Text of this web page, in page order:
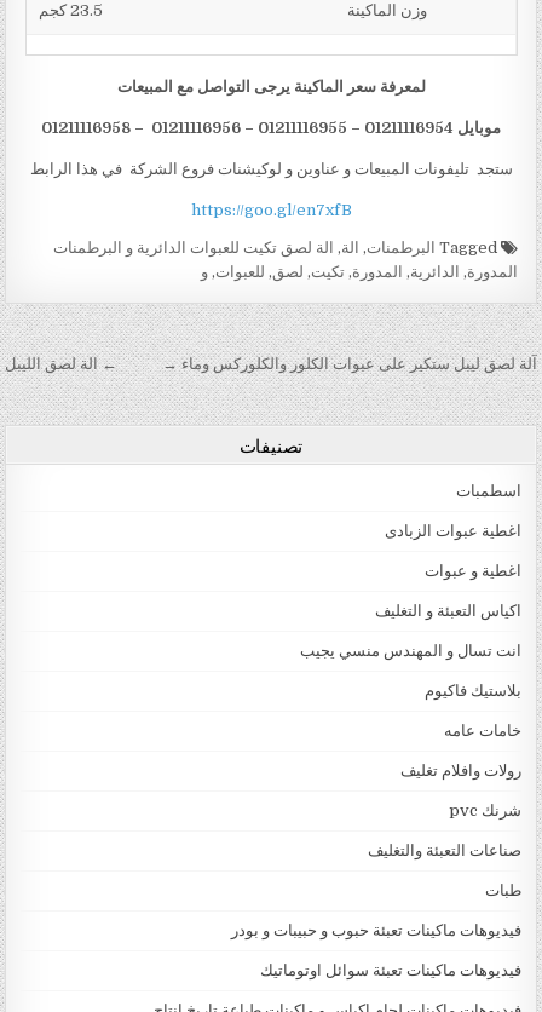
وزن الماكينة 23.5 كجم
لمعرفة سعر الماكينة يرجى التواصل مع المبيعات
موبايل 01211116954 – 01211116955 – 01211116956 – 01211116958
ستجد تليفونات المبيعات و عناوين و لوكيشنات فروع الشركة في هذا الرابط
https://goo.gl/en7xfB
Tagged البرطمنات, الة, الة لصق تكيت للعبوات الدائرية و البرطمنات
المدورة, الدائرية, المدورة,تكيت, لصق, للعبوات,و
تصفّح المقالات ← الة لصق الليبل آلة لصق ليبل ستكير على عبوات الكلور والكلوركس وماء →
تصنيفات
اسطمبات
اغطية عبوات الزبادى
اغطية و عبوات
اكياس التعبئة و التغليف
انت تسال و المهندس منسي يجيب
بلاستيك فاكيوم
خامات عامه
رولات وافلام تغليف
شرنك pvc
صناعات التعبئة والتغليف
طبات
فيديوهات ماكينات تعبئة حبوب و حبيبات و بودر
فيديوهات ماكينات تعبئة سوائل اوتوماتيك